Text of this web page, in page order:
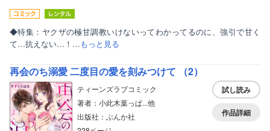
◆特集：ヤクザの極甘調教いけないってわかってるのに、強引で甘く
て…抗えない…！…もっと見る
再会のち溺愛 二度目の愛を刻みつけて （2）
ティーンズラブコミック
著者：小此木葉っぱ...他
出版社：ぶんか社
試し読み
作品詳細